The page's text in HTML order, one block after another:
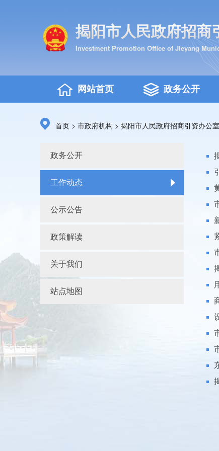
揭阳市人民政府招商
Investment Promotion Office of Jieyang
网站首页 政务公开
首页> 市政府机构 > 揭阳市人民政府招商引资办公室
政务公开
工作动态
公示公告
政策解读
关于我们
站点地图